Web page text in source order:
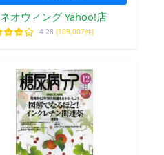
ネオウィング Yahoo!店
4.28 (109,007件)